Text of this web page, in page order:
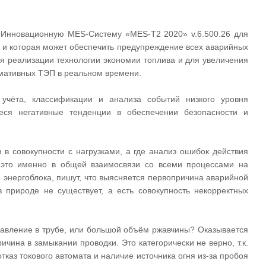
MES-Систему «MES-T2 2020» v.6.500.26 для
которая может обеспечить предупреждение всех аварийных
технологии экономии топлива и для увеличения
ТЭП в реальном времени.
классификации и анализа событий низкого уровня
негативные тенденции в обеспечении безопасности и
совокупности с нагрузками, а где анализ ошибок действия
именно в общей взаимосвязи со всеми процессами на
пишут, что выясняется первопричина аварийной
не существует, а есть совокупность некорректных
в трубе, или большой объём ржавчины? Оказывается
в замыкании проводки. Это категорически не верно, т.к.
токового автомата и наличие источника огня из-за пробоя